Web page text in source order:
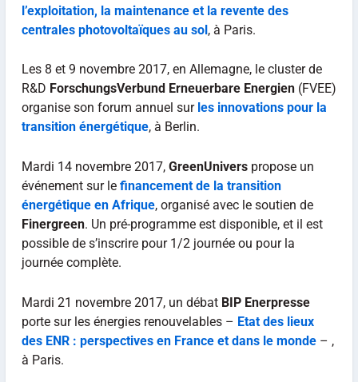
l’exploitation, la maintenance et la revente des
centrales photovoltaïques au sol, à Paris.
Les 8 et 9 novembre 2017, en Allemagne, le cluster de
R&D ForschungsVerbund Erneuerbare Energien(FVEE)
organise son forum annuel sur les innovations pour la
transition énergétique, à Berlin.
Mardi 14 novembre 2017, GreenUniverspropose un
événement sur le financement de la transition
énergétique en Afrique, organisé avec le soutien de
Finergreen. Un pré-programme est disponible, et il est
possible de s’inscrire pour 1/2 journée ou pour la
journée complète.
Mardi 21 novembre 2017, un débat BIP Enerpresse
porte sur les énergies renouvelables – Etat des lieux
des ENR : perspectives en France et dans le monde– ,
à Paris.